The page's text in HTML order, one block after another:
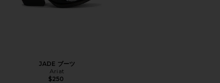
JADE ブーツ
Ariat
$250